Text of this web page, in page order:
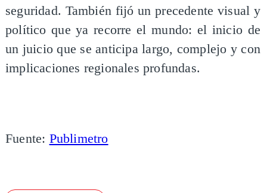
seguridad. También fijó un precedente visual y
político que ya recorre el mundo: el inicio de
un juicio que se anticipa largo, complejo y con
implicaciones regionales profundas.
Fuente: Publimetro